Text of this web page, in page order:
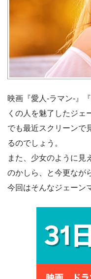
映画『愛人-ラマン-』
くの人を魅了したジェ
でも最近スクリーンで
るのでしょう。
また、少女のように見
のかしら、と今更なが
今回はそんなジェーン